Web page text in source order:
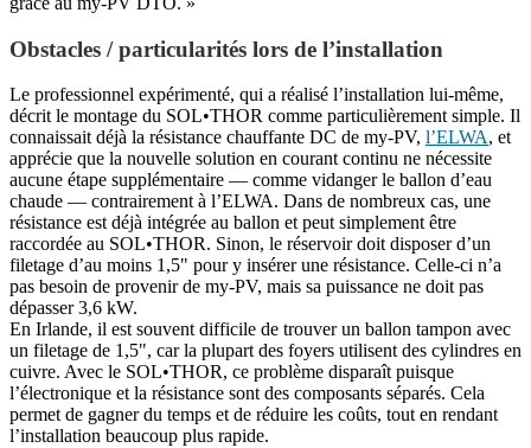
Obstacles / particularités lors de l’installation
Le professionnel expérimenté, qui a réalisé l’installation lui-même,
décrit le montage du SOL•THOR comme particulièrement simple. Il
connaissait déjà la résistance chauffante DC de my-PV, l’ELWA, et
apprécie que la nouvelle solution en courant continu ne nécessite
aucune étape supplémentaire — comme vidanger le ballon d’eau
chaude — contrairement à l’ELWA. Dans de nombreux cas, une
résistance est déjà intégrée au ballon et peut simplement être
raccordée au SOL•THOR. Sinon, le réservoir doit disposer d’un
filetage d’au moins 1,5" pour y insérer une résistance. Celle-ci n’a
pas besoin de provenir de my-PV, mais sa puissance ne doit pas
dépasser 3,6 kW.
En Irlande, il est souvent difficile de trouver un ballon tampon avec
un filetage de 1,5", car la plupart des foyers utilisent des cylindres en
cuivre. Avec le SOL•THOR, ce problème disparaît puisque
l’électronique et la résistance sont des composants séparés. Cela
permet de gagner du temps et de réduire les coûts, tout en rendant
l’installation beaucoup plus rapide.